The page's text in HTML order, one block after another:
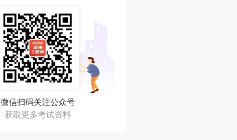
微信扫码关注公众号
获取更多考试资料